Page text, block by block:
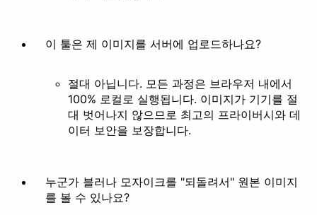
이 툴은 제 이미지를 서버에 업로드하나요?
절대 아닙니다. 모든 과정은 브라우저 내에서
100% 로컬로 실행됩니다. 이미지가 기기를 절
대 벗어나지 않으므로 최고의 프라이버시와 데
이터 보안을 보장합니다.
누군가 블러나 모자이크를 "되돌려서" 원본 이미지
를 볼 수 있나요?